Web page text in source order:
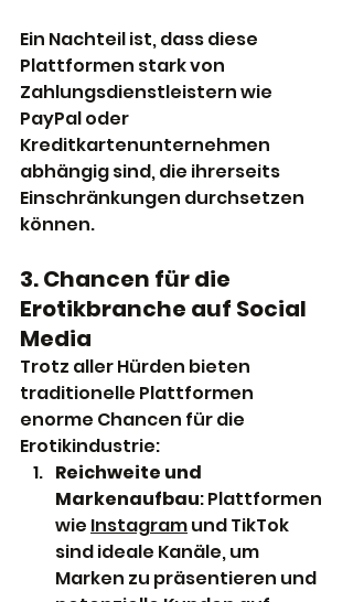
Ein Nachteil ist, dass diese
Plattformen stark von
Zahlungsdienstleistern wie
PayPal oder
Kreditkartenunternehmen
abhängig sind, die ihrerseits
Einschränkungen durchsetzen
können.
3. Chancen für die
Erotikbranche auf Social
Media
Trotz aller Hürden bieten
traditionelle Plattformen
enorme Chancen für die
Erotikindustrie:
Reichweite und
Markenaufbau: Plattformen
wie Instagram und TikTok
sind ideale Kanäle, um
Marken zu präsentieren und